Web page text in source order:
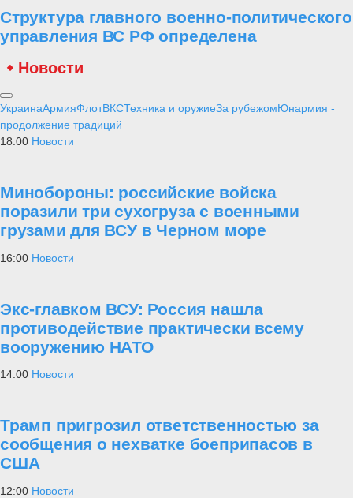
Структура главного военно-политического
управления ВС РФ определена
Новости
УкраинаАрмияФлотВКСТехника и оружиеЗа рубежомЮнармия -
продолжение традиций
18:00 Новости
Минобороны: российские войска
поразили три сухогруза с военными
грузами для ВСУ в Черном море
16:00 Новости
Экс-главком ВСУ: Россия нашла
противодействие практически всему
вооружению НАТО
14:00 Новости
Трамп пригрозил ответственностью за
сообщения о нехватке боеприпасов в
США
12:00 Новости